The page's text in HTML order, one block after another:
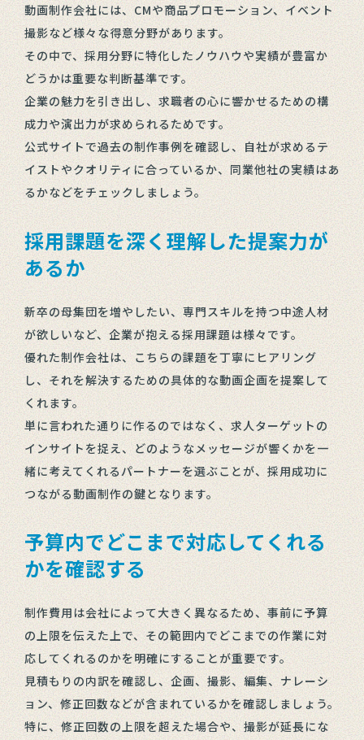
動画制作会社には、CMや商品プロモーション、イベント
撮影など様々な得意分野があります。
その中で、採用分野に特化したノウハウや実績が豊富か
どうかは重要な判断基準です。
企業の魅力を引き出し、求職者の心に響かせるための構
成力や演出力が求められるためです。
公式サイトで過去の制作事例を確認し、自社が求めるテ
イストやクオリティに合っているか、同業他社の実績はあ
るかなどをチェックしましょう。
採用課題を深く理解した提案力が
あるか
新卒の母集団を増やしたい、専門スキルを持つ中途人材
が欲しいなど、企業が抱える採用課題は様々です。
優れた制作会社は、こちらの課題を丁寧にヒアリング
し、それを解決するための具体的な動画企画を提案して
くれます。
単に言われた通りに作るのではなく、求人ターゲットの
インサイトを捉え、どのようなメッセージが響くかを一
緒に考えてくれるパートナーを選ぶことが、採用成功に
つながる動画制作の鍵となります。
予算内でどこまで対応してくれる
かを確認する
制作費用は会社によって大きく異なるため、事前に予算
の上限を伝えた上で、その範囲内でどこまでの作業に対
応してくれるのかを明確にすることが重要です。
見積もりの内訳を確認し、企画、撮影、編集、ナレーシ
ョン、修正回数などが含まれているかを確認しましょう。
特に、修正回数の上限を超えた場合や、撮影が延長にな